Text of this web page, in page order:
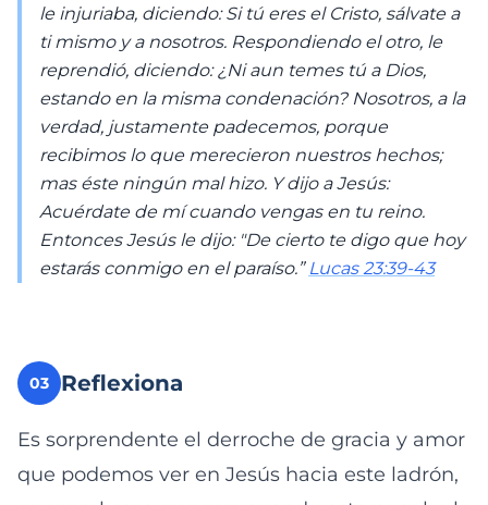
le injuriaba, diciendo: Si tú eres el Cristo, sálvate a
ti mismo y a nosotros. Respondiendo el otro, le
reprendió, diciendo: ¿Ni aun temes tú a Dios,
estando en la misma condenación? Nosotros, a la
verdad, justamente padecemos, porque
recibimos lo que merecieron nuestros hechos;
mas éste ningún mal hizo. Y dijo a Jesús:
Acuérdate de mí cuando vengas en tu reino.
Entonces Jesús le dijo: "De cierto te digo que hoy
estarás conmigo en el paraíso.” Lucas 23:39-43
03 Reflexiona
Es sorprendente el derroche de gracia y amor
que podemos ver en Jesús hacia este ladrón,